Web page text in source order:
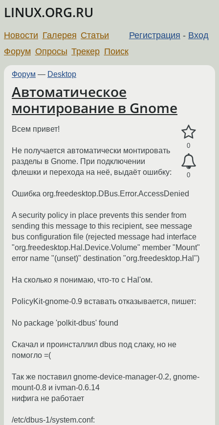
LINUX.ORG.RU
Регистрация - Вход
Новости Галерея Статьи
Форум Опросы Трекер Поиск
Форум — Desktop
Автоматическое
монтирование в Gnome
0
0
Всем привет!
Не получается автоматически монтировать
разделы в Gnome. При подключении
флешки и перехода на неё, выдаёт ошибку:
Ошибка org.freedesktop.DBus.Error.AccessDenied
A security policy in place prevents this sender from
sending this message to this recipient, see message
bus configuration file (rejected message had interface
"org.freedesktop.Hal.Device.Volume" member "Mount"
error name "(unset)" destination "org.freedesktop.Hal")
На сколько я понимаю, что-то с Hal'ом.
PolicyKit-gnome-0.9 вставать отказывается, пишет:
No package 'polkit-dbus' found
Скачал и проинсталлил dbus под слаку, но не
помогло =(
Так же поставил gnome-device-manager-0.2, gnome-
mount-0.8 и ivman-0.6.14
нифига не работает
/etc/dbus-1/system.conf: